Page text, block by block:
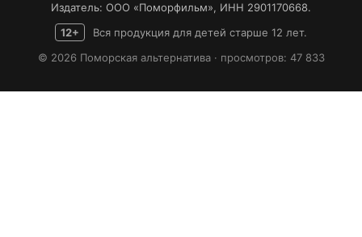
Издатель: ООО «Поморфильм», ИНН 2901170668.
12+
Вся продукция для детей старше 12 лет.
© 2026 Поморская альтернатива · просмотров: 47 833